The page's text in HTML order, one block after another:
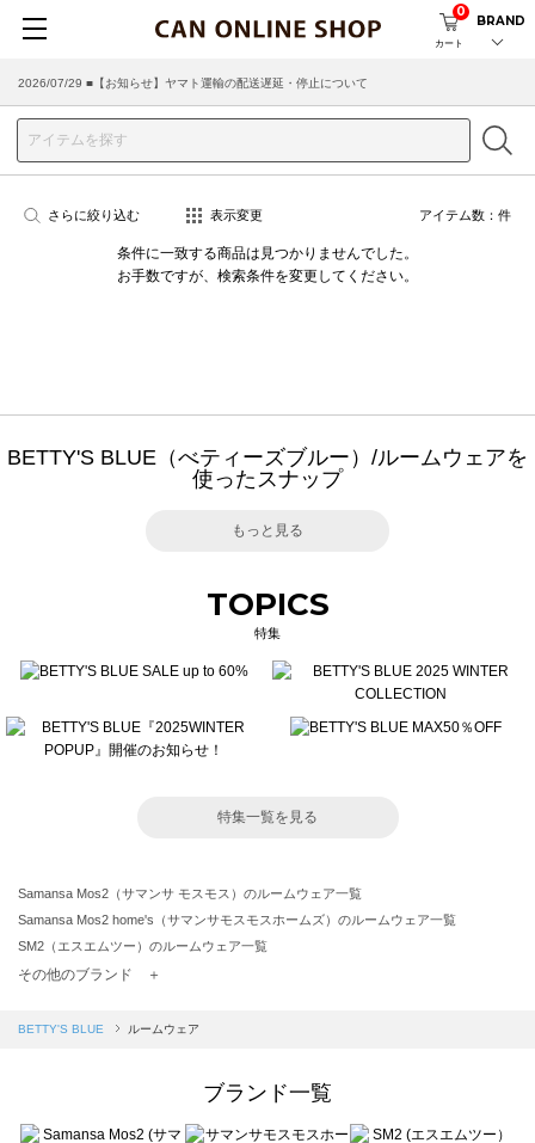
カート
0
BRAND
2026/07/29 ■【お知らせ】ヤマト運輸の配送遅延・停止について
さらに絞り込む 表示変更 アイテム数： 件
条件に一致する商品は見つかりませんでした。
お手数ですが、検索条件を変更してください。
BETTY'S BLUE（べティーズブルー）/ルームウェアを
使ったスナップ
もっと見る
TOPICS
特集
特集一覧を見る
Samansa Mos2（サマンサ モスモス）のルームウェア一覧
Samansa Mos2 home's（サマンサモスモスホームズ）のルームウェア一覧
SM2（エスエムツー）のルームウェア一覧
TSUHARU by Samansa Mos2（ツハルバイサマンサモスモス）のルームウェア一覧
Samansa Mos2 blue（サマンサモスモス ブルー）のルームウェア一覧
sō4ū（ソウフォーユー）のルームウェア一覧
Te chichi（テチチ）のルームウェア一覧
その他のブランド ＋
BETTY'S BLUE ルームウェア
ブランド一覧